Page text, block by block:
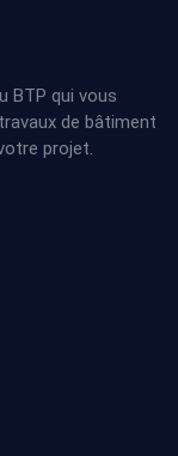
BTP qui vous
de bâtiment
projet.